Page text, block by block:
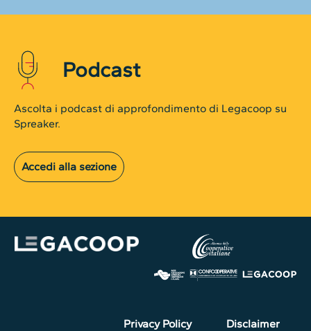
Podcast
Ascolta i podcast di approfondimento di Legacoop su
Spreaker.
Accedi alla sezione
Privacy Policy
Disclaimer